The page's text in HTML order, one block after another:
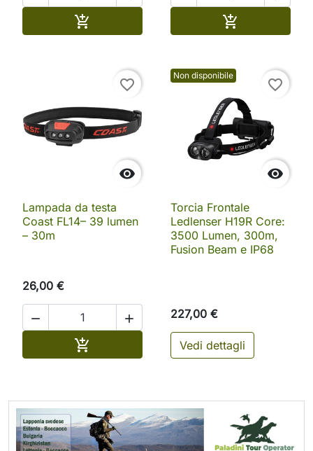
 

favorite_border
Lampada da testa
Coast FL14– 39 lumen
– 30m
26,00 €
 
 Aggiungi al carrello
Non disponibile

favorite_border
Torcia Frontale
Ledlenser H19R Core:
3500 Lumen, 300m,
Fusion Beam e IP68
227,00 €
Vedi dettagli